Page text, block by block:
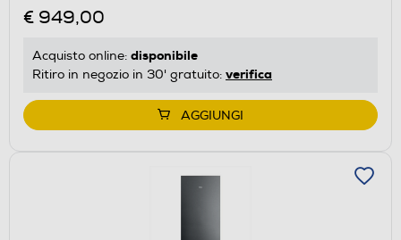
€ 949,00
Acquisto online: disponibile
Ritiro in negozio in 30' gratuito: verifica
AGGIUNGI